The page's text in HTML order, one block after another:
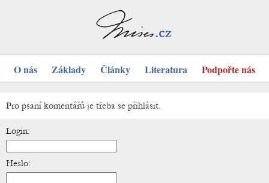
O nás Základy Články Literatura Podpořte nás
Pro psaní komentářů je třeba se přihlásit.
Login:
Heslo: